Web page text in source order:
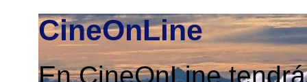
CineOnLine
En CineOnLine